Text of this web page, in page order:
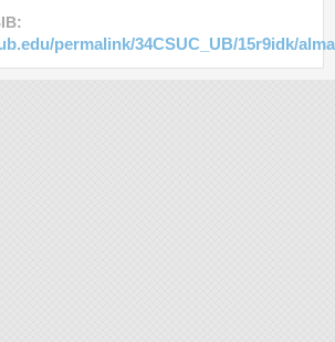
permalink/34CSUC_UB/15r9idk/